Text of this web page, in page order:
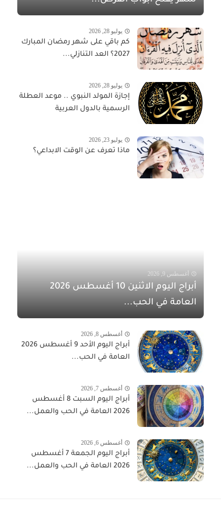
يوليو 28, 2026
كم باقي على شهر رمضان المبارك
2027؟ العد التنازلي...
يوليو 28, 2026
إجازة المولد النبوي .. موعد العطلة
الرسمية بالدول العربية
يوليو 23, 2026
ماذا تعرف عن الوقت الابداعي؟
أغسطس 9, 2026
أبراج اليوم الاثنين 10 أغسطس 2026
العامة في الحب...
أغسطس 8, 2026
أبراج اليوم الأحد 9 أغسطس 2026
العامة في الحب...
أغسطس 7, 2026
أبراج اليوم السبت 8 أغسطس
2026 العامة في الحب والعمل...
أغسطس 6, 2026
أبراج اليوم الجمعة 7 أغسطس
2026 العامة في الحب والعمل...